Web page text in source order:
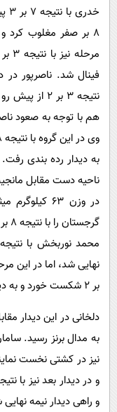
۸ بر صفر مغلوب کرد
فینال شد. ناصرپور در
نتیجه ۳ بر
هم با توجه به صعود
به دیدار رده بندی
ناحیه دست مقابل
در وزن ۶۳
بر ۲ شکست خورد و به دیدار رده بندی رفت.
به مدال برنز رسید.
و راهی دیدار نیمه